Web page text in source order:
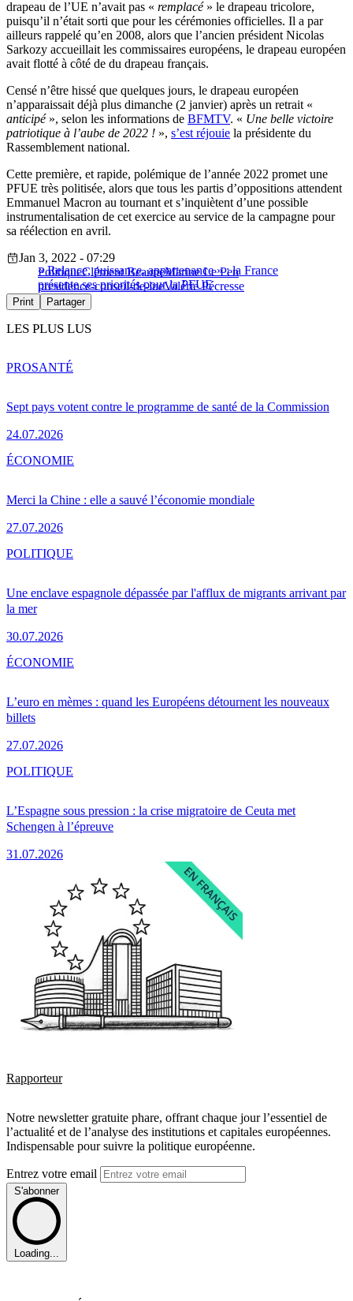
drapeau de l’UE n’avait pas « remplacé» le drapeau tricolore,
puisqu’il n’était sorti que pour les cérémonies officielles. Il a par
ailleurs rappelé qu’en 2008, alors que l’ancien président Nicolas
Sarkozy accueillait les commissaires européens, le drapeau européen
avait flotté à côté de du drapeau français.
Censé n’être hissé que quelques jours, le drapeau européen
n’apparaissait déjà plus dimanche (2 janvier) après un retrait «
anticipé», selon les informations de BFMTV. « Une belle victoire
patriotique à l’aube de 2022 ! », s’est réjouie la présidente du
Rassemblement national.
Cette première, et rapide, polémique de l’année 2022 promet une
PFUE très politisée, alors que tous les partis d’oppositions attendent
Emmanuel Macron au tournant et s’inquiètent d’une possible
instrumentalisation de cet exercice au service de la campagne pour
sa réélection en avril.
« Relance, puissance, appartenance » : la France
présente ses priorités pour la PFUE
Jan 3, 2022 - 07:29
PolitiqueClément BeauneMarine Le Pen
presidence-conseil-de-lueValérie Pécresse
Print Partager
LES PLUS LUS
Sept pays votent contre le programme de santé de la Commission
24.07.2026
PROSANTÉ
Merci la Chine : elle a sauvé l’économie mondiale
27.07.2026
ÉCONOMIE
Une enclave espagnole dépassée par l'afflux de migrants arrivant par
la mer
30.07.2026
POLITIQUE
L’euro en mèmes : quand les Européens détournent les nouveaux
billets
27.07.2026
ÉCONOMIE
L’Espagne sous pression : la crise migratoire de Ceuta met
Schengen à l’épreuve
31.07.2026
POLITIQUE
Rapporteur
Notre newsletter gratuite phare, offrant chaque jour l’essentiel de
l’actualité et de l’analyse des institutions et capitales européennes.
Indispensable pour suivre la politique européenne.
Entrez votre email
S'abonner
Loading...